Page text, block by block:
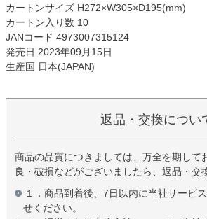
カートンサイズ H272×W305×D195(mm)
カートン入り数 10
JANコード 4973007315124
発売日 2023年09月15日
生産国 日本(JAPAN)
返品・交換につい
商品の品質につきましては、万全を期して
良・破損などがございましたら、返品・交
１．商品到着後、7日以内に当社サービ
せください。